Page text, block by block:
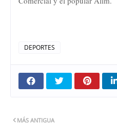
DEPORTES
MÁS ANTIGUA